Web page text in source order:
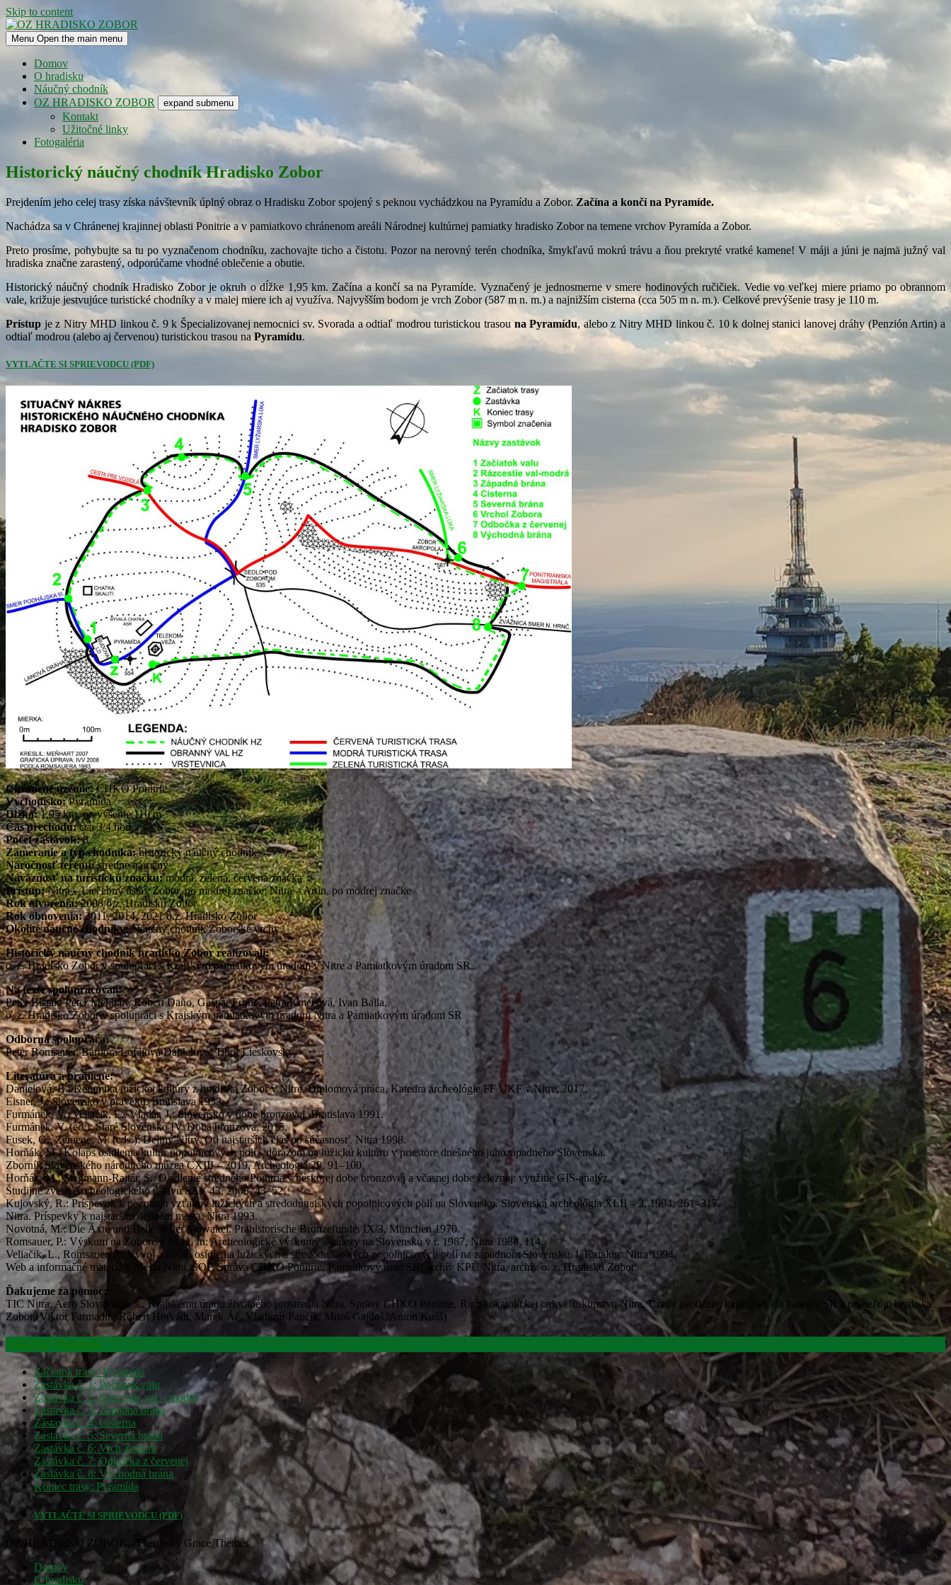
Skip to content
OZ HRADISKO ZOBOR
Menu Open the main menu
Domov
O hradisku
Náučný chodník
OZ HRADISKO ZOBOR
expand submenu
Kontakt
Užitočné linky
Fotogaléria
Historický náučný chodník Hradisko Zobor
Prejdením jeho celej trasy získa návštevník úplný obraz o Hradisku Zobor spojený s peknou vychádzkou na Pyramídu a Zobor.Začína a končí na Pyramíde.
Nachádza sa v Chránenej krajinnej oblasti Ponitrie a v pamiatkovo chránenom areáli Národnej kultúrnej pamiatky hradisko Zobor na temene vrchov Pyramída a Zobor.
Preto prosíme, pohybujte sa tu po vyznačenom chodníku, zachovajte ticho a čistotu. Pozor na nerovný terén chodníka, šmykľavú mokrú trávu a ňou prekryté vratké kamene! V máji a júni je najmä južný val
hradiska značne zarastený, odporúčame vhodné oblečenie a obutie.
Historický náučný chodník Hradisko Zobor je okruh o dĺžke 1,95 km. Začína a končí sa na Pyramíde. Vyznačený je jednosmerne v smere hodinových ručičiek. Vedie vo veľkej miere priamo po obrannom
vale, križuje jestvujúce turistické chodníky a v malej miere ich aj využíva. Najvyšším bodom je vrch Zobor (587 m n. m.) a najnižším cisterna (cca 505 m n. m.). Celkové prevýšenie trasy je 110 m.
Prístup je z Nitry MHD linkou č. 9 k Špecializovanej nemocnici sv. Svorada a odtiaľ modrou turistickou trasou na Pyramídu, alebo z Nitry MHD linkou č. 10 k dolnej stanici lanovej dráhy (Penzión Artin) a
odtiaľ modrou (alebo aj červenou) turistickou trasou naPyramídu.
VYTLAČTE SI SPRIEVODCU (PDF)
Chránené územie:CHKO Ponitrie
Východisko:Pyramída
Dĺžka:1,95 km, prevýšenie 110 m
Čas prechodu:cca 3/4 hod.
Počet zastávok:8
Zameranie a typ chodníka:historický náučný chodník
Náročnosť terénu:stredne náročný
Náväznosť na turistickú značku:modrá, zelená, červená značka
Prístup:Nitra – Liečebný ústav Zobor, po modrej značke; Nitra – Artin, po modrej značke
Rok otvorenia:2008 o.z. Hradisko Zobor
Rok obnovenia:2011, 2014, 2021 o.z. Hradisko Zobor
Okolité náučné chodníky:Náučný chodník Zoborské vrchy
Historický náučný chodník hradisko Zobor realizovali:
o. z. Hradisko Zobor v spolupráci s Krajským pamiatkovým úradom v Nitre a Pamiatkovým úradom SR.
Na texte spolupracovali:
Peter Bisták, Peter Meňhart, Róbert Daňo, Gašpar Fronc, Petra Kmeťová, Ivan Balla,
o. z. Hradisko Zobor v spolupráci s Krajským pamiatkovým úradom Nitra a Pamiatkovým úradom SR
Odborná spolupráca:
Peter Romsauer, Barbora Lofajová Danielová, Tibor Lieskovský
Literatúra a pramene:
Danielová, B.: Keramika lužickej kultúry z hradiska Zobor v Nitre. Diplomová práca, Katedra archeológie FF UKF v Nitre, 2017.
Eisner, J.: Slovensko v pravěku. Bratislava 1933.
Furmánek, V., Veliačik, L., Vladár, J.: Slovensko v dobe bronzovej. Bratislava 1991.
Furmánek, V. (ed.): Staré Slovensko IV. Doba bronzová. 2015.
Fusek, G., Zemene, M. (eds.): Dejiny Nitry. Od najstarších čias po súčasnosť. Nitra 1998.
Horňák, M.: Kolaps osídlenia kultúr popolnicových polí s dôrazom na lužickú kultúru v priestore dnešného juhozápadného Slovenska.
Zborník Slovenského národného múzea CXIII – 2019, Archeológia 29, 91–100.
Horňák, M., Stegmann-Rajtár, S.: Osídlenie stredného Ponitria v neskorej dobe bronzovej a včasnej dobe železnej: využitie GIS-analýz.
Študijné zvesti Archeologického ústavu SAV 43, 2008, 43–52.
Kujovský, R.: Príspevok k poznaniu vzťahov lužických a stredodunajských popolnicových polí na Slovensku. Slovenská archeológia XLII – 2, 1994, 261–317.
Nitra. Príspevky k najstarším dejinám mesta. Nitra 1993.
Novotná, M.: Die Äxte und Beile in der Slowakei. Prähistorische Bronzefunde, IX/3, München 1970.
Romsauer, P.: Výskum na Zobore v Nitre. In: Archeologické výskumy a nálezy na Slovensku v r. 1987, Nitra 1988, 114.
Veliačik, L., Romsauer, P.: Vývoj a vzťah osídlenia lužických a stredodunajských popolnicových polí na západnom Slovensku. I. Katalóg. Nitra 1994.
Web a informačné materiály Mesta Nitra, ŠOP, Správa CHKO Ponitrie, Pamiatkový úrad SR, archív KPÚ Nitra, archív o. z. Hradisko Zobor.
Ďakujeme za pomoc:
TIC Nitra, Aero Slovakia, a. s., Krajskému úradu životného prostredia Nitra, Správe CHKO Ponitrie, Rímskokatolíckej cirkvi biskupstvu Nitra, Úradu geodézie, kartografi e a katastra SR a priateľom hradiska
Zobor (Viktor Farmadin, Róbert Horváth, Marek Áč, Vladimír Pančík, Miloš Gajdoš, Anton Kušš)
Náučný chodník
Začiatok trasy: Pyramída
Zastávka č. 1: Počiatok valu
Zastávka č. 2: Rázcestie val – modrá
Zastávka č. 3: Západná brána
Zástavka č. 4: Cisterna
Zastávka č. 5: Severná brána
Zastávka č. 6: Vrch Zobora
Zastávka č. 7: Odbočka z červenej
Zastávka č. 8: Východná brána
Koniec trasy: Pyramída
VYTLAČTE SI SPRIEVODCU (PDF)
OZ HRADISKO ZOBOR - Theme by Grace Themes
Domov
O hradisku